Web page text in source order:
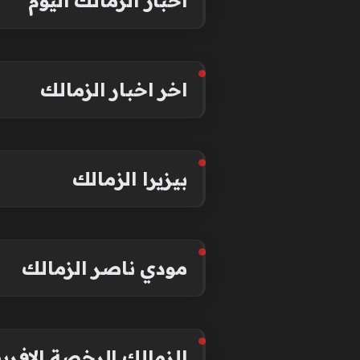
اخر اخبار الزمالك
بيزيرا الزمالك
مودي ناصر الزمالك